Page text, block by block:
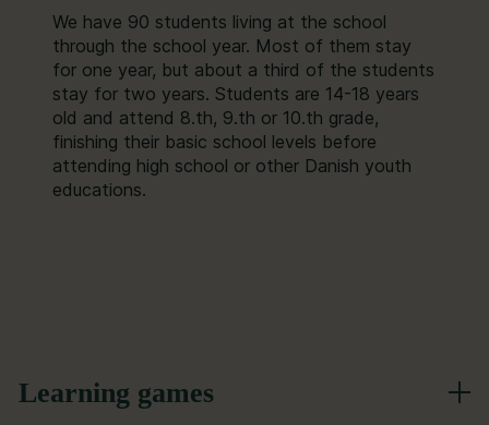
We have 90 students living at the school
through the school year. Most of them stay
for one year, but about a third of the students
stay for two years. Students are 14-18 years
old and attend 8.th, 9.th or 10.th grade,
finishing their basic school levels before
attending high school or other Danish youth
educations.
Learning games